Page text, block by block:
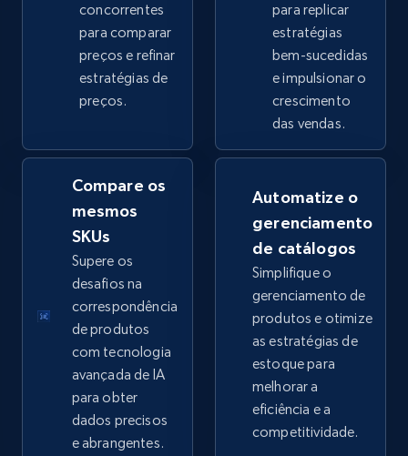
Comece agora
eBay - Collect products from shops on eBay
URL, Product id, Title, Seller name, Seller rating,
Seller reviews, Breadcrumbs, Root category, and
more.
2.5K+ Comece agora
eBay - Collect records by category
URL, Product id, Title, Seller name, Seller rating,
Seller reviews, Breadcrumbs, Root category, and
2.5K+ 359+ Comece agora
concorrentes
para comparar
preços e refinar
estratégias de
preços.
para replicar
estratégias
bem-sucedidas
e impulsionar o
crescimento
das vendas.
Compare os
mesmos
SKUs
Supere os
desafios na
correspondência
de produtos
com tecnologia
avançada de IA
para obter
dados precisos
e abrangentes.
Automatize o
gerenciamento
de catálogos
Simplifique o
gerenciamento de
produtos e otimize
as estratégias de
estoque para
melhorar a
eficiência e a
competitividade.